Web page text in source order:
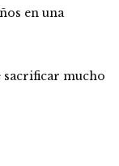
en una
sacrificar mucho